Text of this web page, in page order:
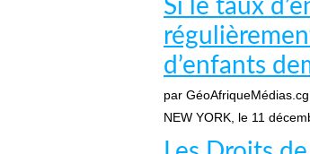
Si le taux
d’enfants
par GéoAfriqueMédias.cg
NEW YORK, le 11